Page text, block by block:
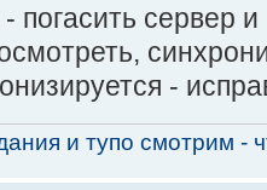
погасить сервер
-
и тупо смотрим -